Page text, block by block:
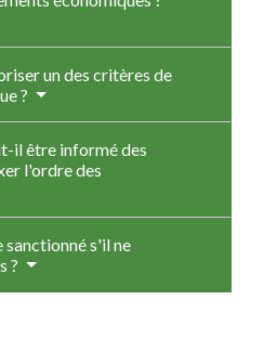
un des critères de
?
il être informé des
l'ordre des
s'il ne
?